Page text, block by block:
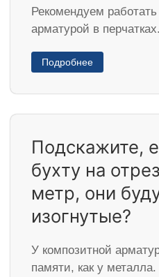
Рекомендуем
арматурой в перчатках.
Подробнее
Подскажите,
бухту на
метр, они
изогнутые?
У композитной
памяти, как у